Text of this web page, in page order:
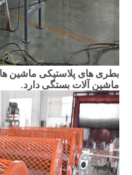
ماشین آلات بستگی دارد.